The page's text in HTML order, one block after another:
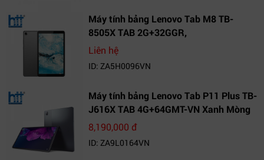
Máy tính bảng Lenovo Tab M8 TB-
8505X TAB 2G+32GGR,
VN_ZA5H0096VN
Liên hệ
ID: ZA5H0096VN
Máy tính bảng Lenovo Tab P11 Plus TB-
J616X TAB 4G+64GMT-VN Xanh Mòng
Két_ZA9L0164VN
8,190,000 đ
ID: ZA9L0164VN